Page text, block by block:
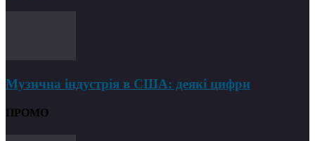
Музична індустрія в США: деякі цифри
ПРОМО